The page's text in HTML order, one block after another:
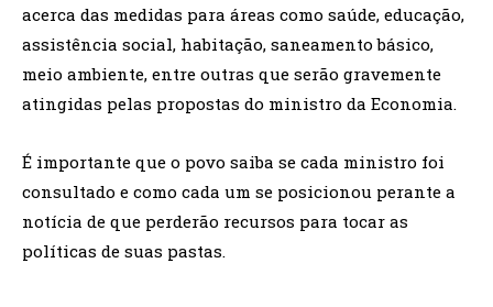
acerca das medidas para áreas como saúde, educação,
assistência social, habitação, saneamento básico,
meio ambiente, entre outras que serão gravemente
atingidas pelas propostas do ministro da Economia.
É importante que o povo saiba se cada ministro foi
consultado e como cada um se posicionou perante a
notícia de que perderão recursos para tocar as
políticas de suas pastas.